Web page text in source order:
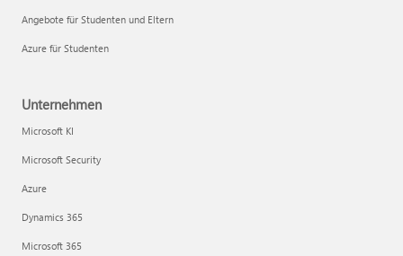
Angebote für Studenten und Eltern
Azure für Studenten
Unternehmen
Microsoft KI
Microsoft Security
Azure
Dynamics 365
Microsoft 365